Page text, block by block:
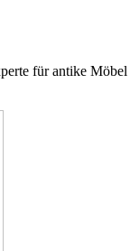
für antike Möbel